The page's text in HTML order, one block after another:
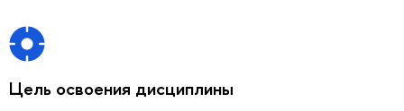
Цель освоения дисциплины